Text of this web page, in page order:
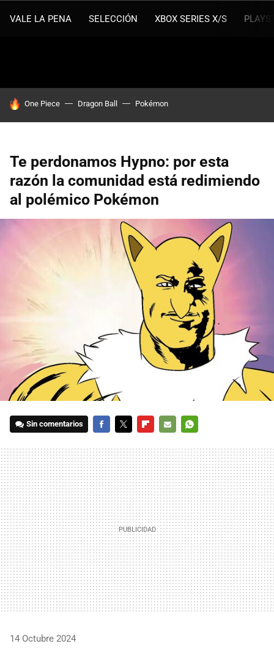
VALE LA PENA SELECCIÓN XBOX SERIES X/S
HOY SE HABLA DE
One Piece Dragon Ball Pokémon
Te perdonamos Hypno: por esta
razón la comunidad está redimiendo
al polémico Pokémon
Sin comentarios
MAIL
14 Octubre 2024